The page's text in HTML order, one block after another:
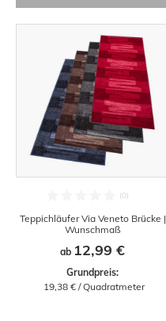
Teppichläufer Via Veneto Brücke |
Wunschmaß
ab 12,99 €
Grundpreis:
19,38 € / Quadratmeter